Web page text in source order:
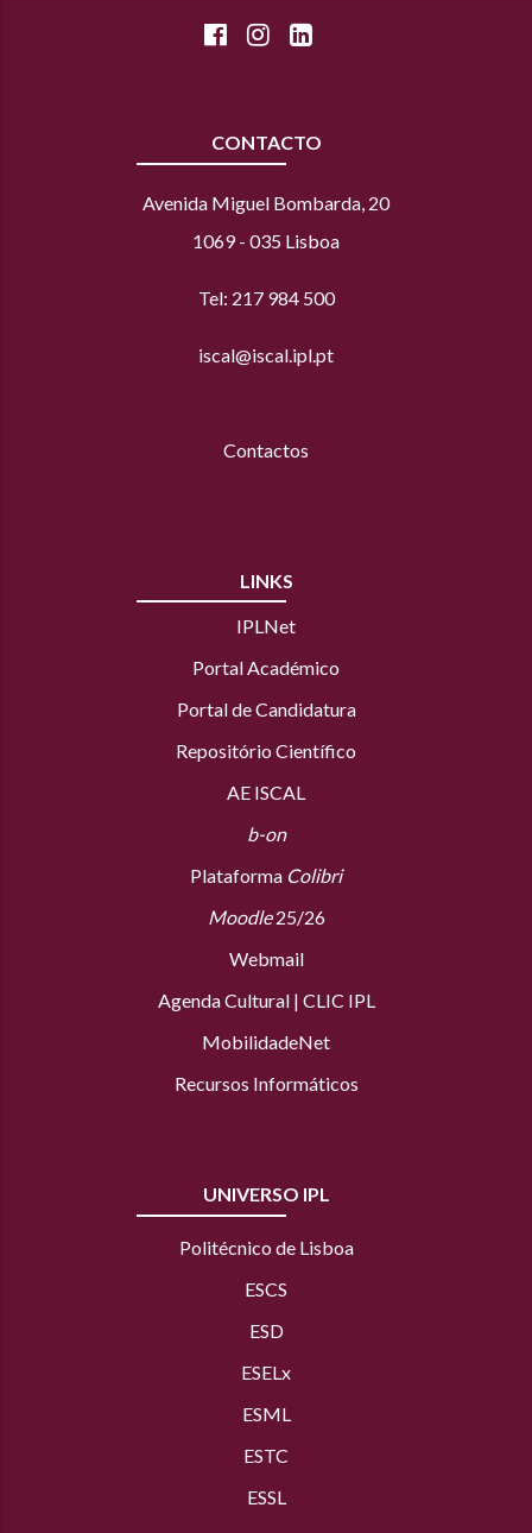
CONTACTO
Avenida Miguel Bombarda, 20
1069 - 035 Lisboa
Tel: 217 984 500
iscal@iscal.ipl.pt
Contactos
LINKS
IPLNet
Portal Académico
Portal de Candidatura
Repositório Científico
AE ISCAL
b-on
Plataforma Colibri
Moodle25/26
Webmail
Agenda Cultural| CLIC IPL
MobilidadeNet
Recursos Informáticos
UNIVERSO IPL
Politécnico de Lisboa
ESCS
ESD
ESELx
ESML
ESTC
ESSL